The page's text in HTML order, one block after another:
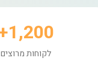
1,200+
לקוחות מרוצים